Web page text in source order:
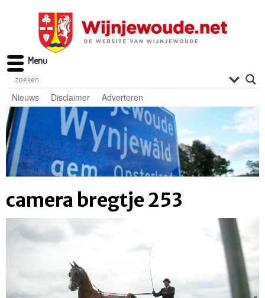
Nieuws Disclaimer Adverteren
camera bregtje 253
Menu